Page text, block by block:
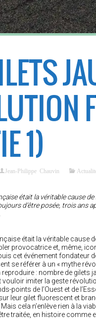
1)
Jean-Philippe Chauvin
était la véritable cause
d’être posée, trois ans
était la véritable cause
provocatrice et, même,
cet événement fondateur
se référer à un « mythe
reproduire : nombre de
vouloir imiter la geste
points de l’Ouest et de
leur gilet fluorescent et
Mais cela n’enlève rien à la
traitée, en histoire comme